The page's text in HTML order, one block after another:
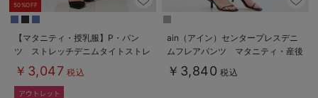
50%OFF
【マタニティ・授乳服】P・パン
ツ ストレッチデニムタイトストレ
ート
￥3,047 税込
ain（アイン）センタープレスデニ
ムフレアパンツ マタニティ・産後
【出産後も長く使える】
￥3,840 税込